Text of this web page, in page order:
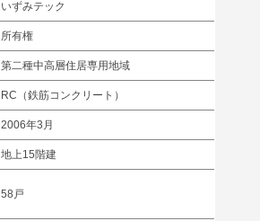
いずみテック
所有権
第二種中高層住居専用地域
RC（鉄筋コンクリート）
2006年3月
地上15階建
58戸